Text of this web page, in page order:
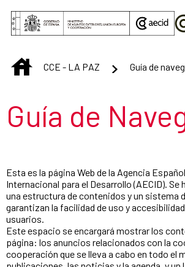
Saltar al contenido principal
INICIOCCE - LA PAZ Guía de
Título de la
Guía de
Esta es la página Web de la Agencia
Internacional para el Desarrollo (AECID). Se
una estructura de contenidos y un sistema
garantizan la facilidad de uso y
usuarios.
Este espacio se encargará mostrar los
página: los anuncios relacionados con la
cooperación que se lleva a cabo en todo el